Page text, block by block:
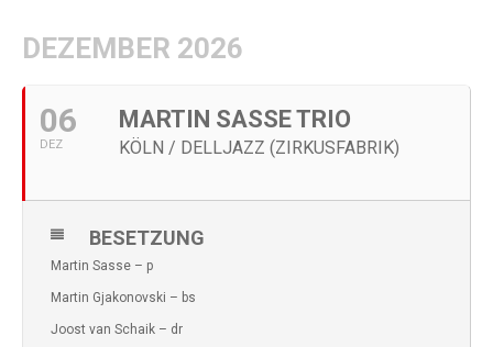
DEZEMBER 2026
06
DEZ
MARTIN SASSE TRIO
KÖLN / DELLJAZZ (ZIRKUSFABRIK)
BESETZUNG
Martin Sasse – p
Martin Gjakonovski – bs
Joost van Schaik – dr